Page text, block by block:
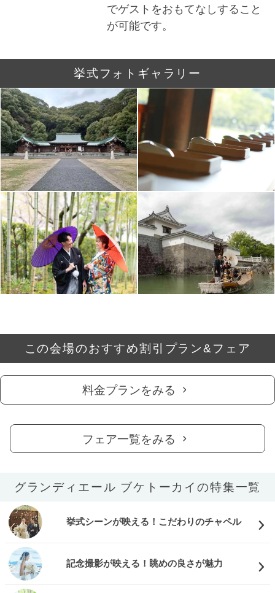
でゲストをおもてなしすること
が可能です。
挙式フォトギャラリー
この会場のおすすめ割引プラン&フェア
料金プランをみる
フェア一覧をみる
グランディエール ブケトーカイの特集一覧
挙式シーンが映える！こだわりのチャペル
記念撮影が映える！眺めの良さが魅力